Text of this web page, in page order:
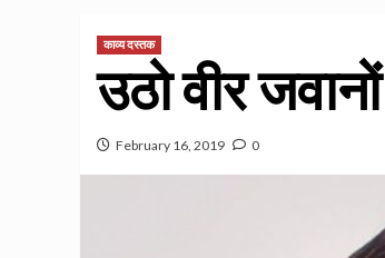
काव्य दस्तक
उठो वीर जवानों
February 16, 2019 0